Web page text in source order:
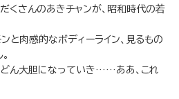
くさんのあきチャンが、昭和時代の若
と肉感的なボディーライン、見るもの
どん大胆になっていき……ああ、これ